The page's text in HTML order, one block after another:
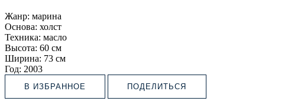
Жанр: марина
Основа: холст
Техника: масло
Высота: 60 см
Ширина: 73 см
Год: 2003
В ИЗБРАННОЕ ПОДЕЛИТЬСЯ